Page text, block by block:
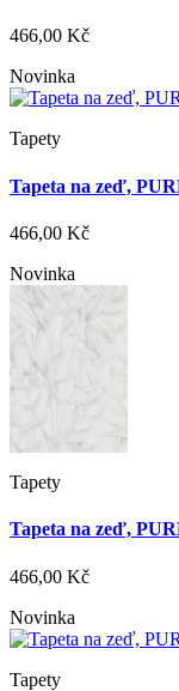
466,00 Kč
Novinka
Tapety
Tapeta na zeď,
466,00 Kč
Novinka
Tapety
Tapeta na zeď,
466,00 Kč
Novinka
Tapety